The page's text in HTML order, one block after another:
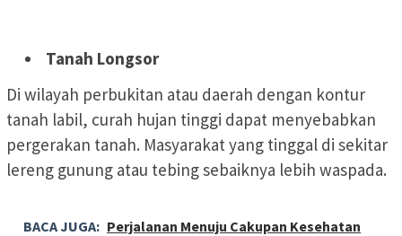
Tanah Longsor
Di wilayah perbukitan atau daerah dengan kontur
tanah labil, curah hujan tinggi dapat menyebabkan
pergerakan tanah. Masyarakat yang tinggal di sekitar
lereng gunung atau tebing sebaiknya lebih waspada.
BACA JUGA: Perjalanan Menuju Cakupan Kesehatan